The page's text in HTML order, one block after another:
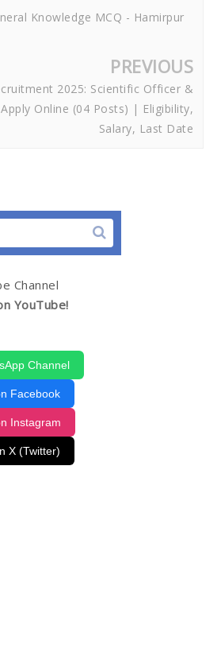
Knowledge MCQ - Hamirpur
PREVIOUS
2025: Scientific Officer &
Online (04 Posts) | Eligibility,
Salary, Last Date
YouTube!
Channel
Facebook
Instagram
X (Twitter)